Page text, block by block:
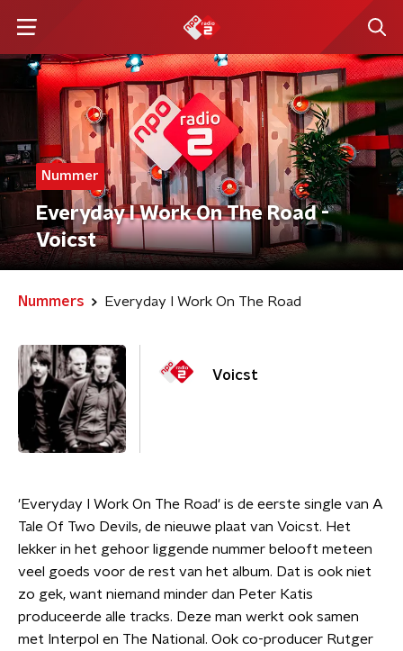
Nummer
Everyday I Work On The Road -
Voicst
Nummers Everyday I Work On The Road
Voicst
'Everyday I Work On The Road' is de eerste single van A
Tale Of Two Devils, de nieuwe plaat van Voicst. Het
lekker in het gehoor liggende nummer belooft meteen
veel goeds voor de rest van het album. Dat is ook niet
zo gek, want niemand minder dan Peter Katis
produceerde alle tracks. Deze man werkt ook samen
met Interpol en The National. Ook co-producer Rutger